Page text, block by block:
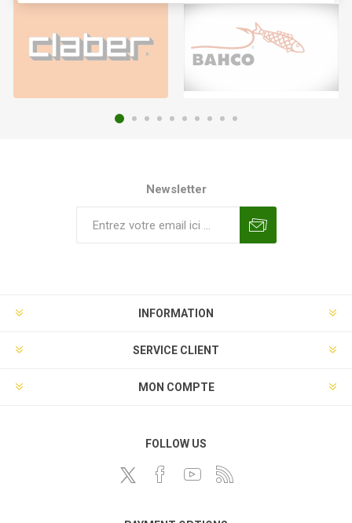
Newsletter
INFORMATION
SERVICE CLIENT
MON COMPTE
FOLLOW US